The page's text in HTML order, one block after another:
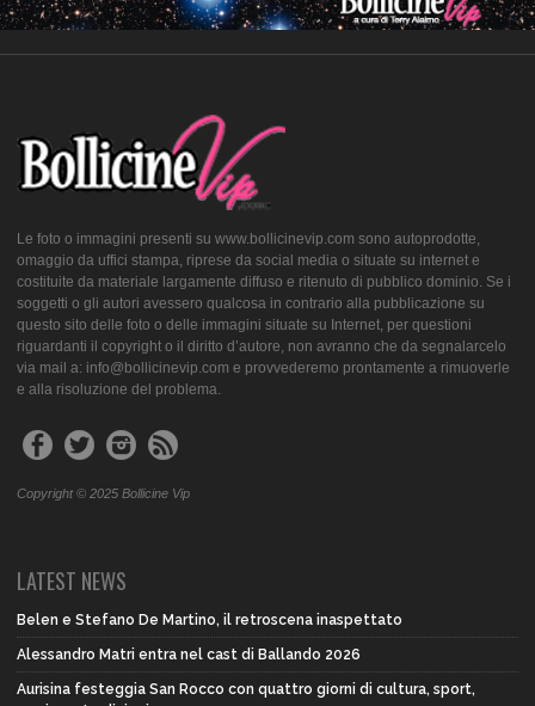
Le foto o immagini presenti su www.bollicinevip.com sono autoprodotte,
omaggio da uffici stampa, riprese da social media o situate su internet e
costituite da materiale largamente diffuso e ritenuto di pubblico dominio. Se i
soggetti o gli autori avessero qualcosa in contrario alla pubblicazione su
questo sito delle foto o delle immagini situate su Internet, per questioni
riguardanti il copyright o il diritto d’autore, non avranno che da segnalarcelo
via mail a: info@bollicinevip.com e provvederemo prontamente a rimuoverle
e alla risoluzione del problema.
Copyright © 2025 Bollicine Vip
LATEST NEWS
Belen e Stefano De Martino, il retroscena inaspettato
Alessandro Matri entra nel cast di Ballando 2026
Aurisina festeggia San Rocco con quattro giorni di cultura, sport,